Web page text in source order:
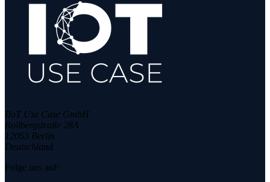
IIoT Use Case GmbH
Rollbergstraße 28A
12053 Berlin
Deutschland
Folge uns auf: